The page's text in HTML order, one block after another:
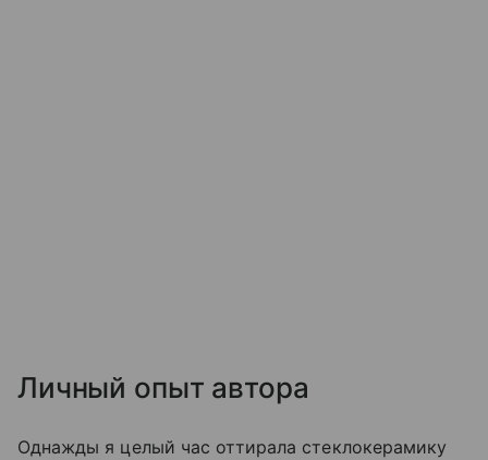
Личный опыт автора
Однажды я целый час оттирала стеклокерамику